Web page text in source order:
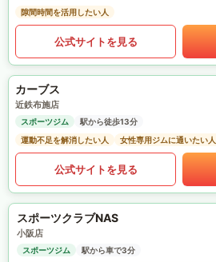
隙間時間を活用したい人
公式サイトを見る
カーブス
近鉄布施店
スポーツジム
駅から徒歩13分
運動不足を解消したい人
女性専用ジムに通いたい人
公式サイトを見る
スポーツクラブNAS
小阪店
スポーツジム
駅から車で3分